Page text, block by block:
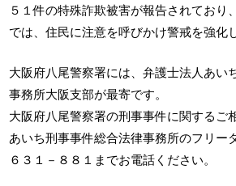
５１件の特殊詐欺被害が報告されており
では、住民に注意を呼びかけ警戒を強化
大阪府八尾警察署には、弁護士法人あい
事務所大阪支部が最寄です。
大阪府八尾警察署の刑事事件に関するご
あいち刑事事件総合法律事務所のフリー
６３１－８８１までお電話ください。